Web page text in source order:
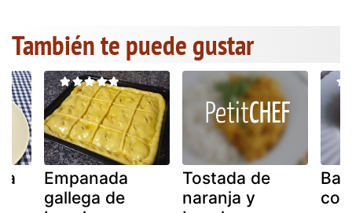
También te puede gustar
Empanada
gallega de
Tostada de
naranja y